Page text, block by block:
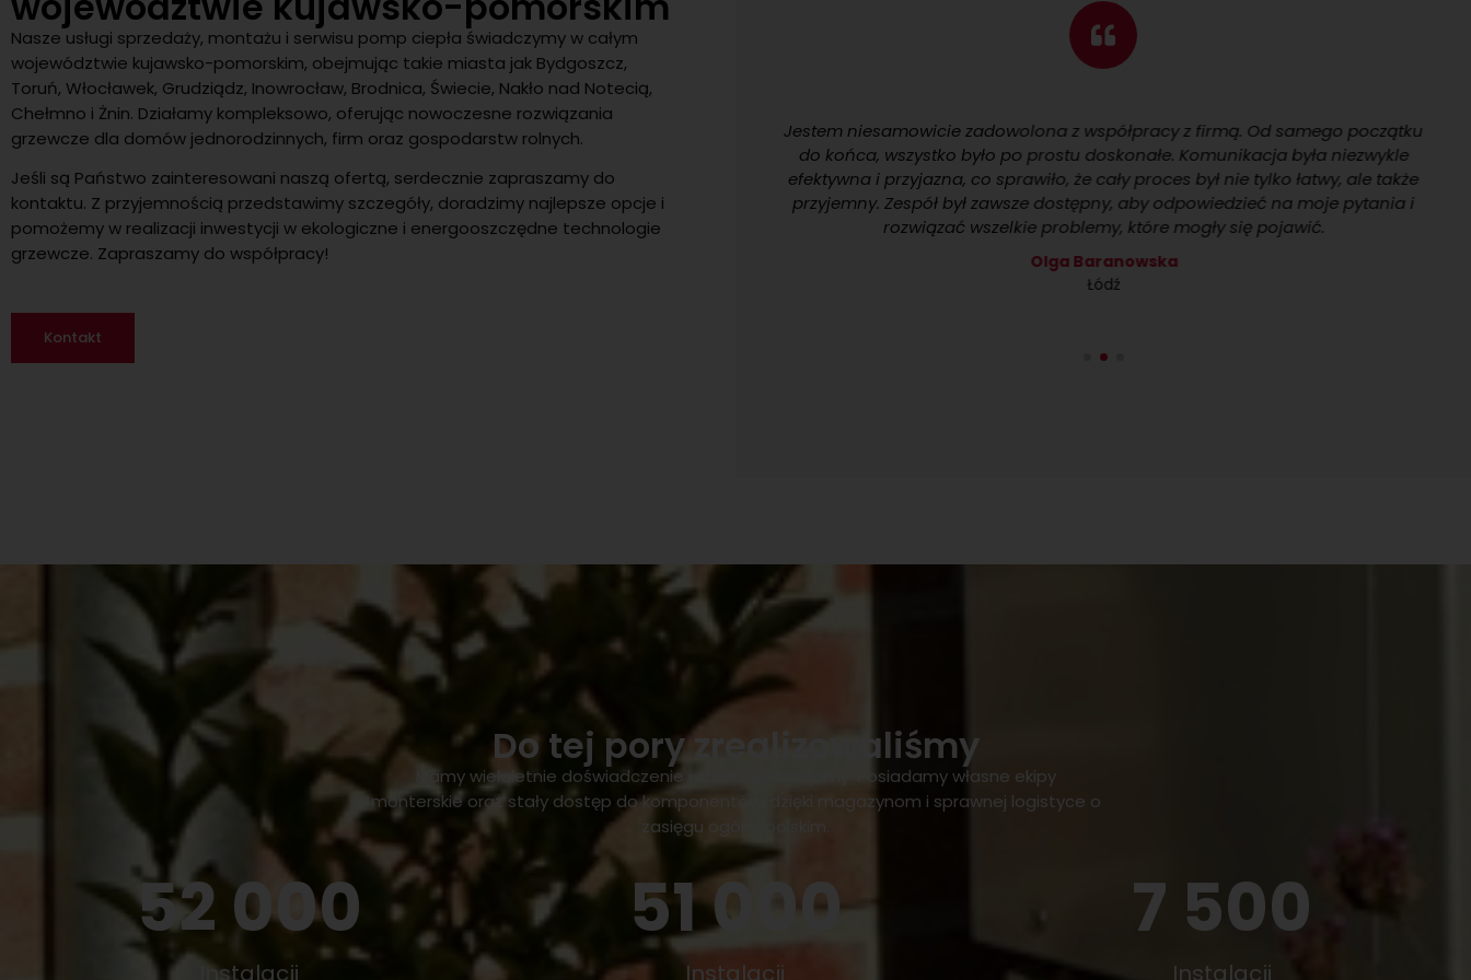
Nasze usługi sprzedaży, montażu i serwisu pomp ciepła świadczymy w całym
województwie kujawsko-pomorskim, obejmując takie miasta jak Bydgoszcz,
Toruń, Włocławek, Grudziądz, Inowrocław, Brodnica, Świecie, Nakło nad Notecią,
Chełmno i Żnin. Działamy kompleksowo, oferując nowoczesne rozwiązania
grzewcze dla domów jednorodzinnych, firm oraz gospodarstw rolnych.
Jeśli są Państwo zainteresowani naszą ofertą, serdecznie zapraszamy do
kontaktu. Z przyjemnością przedstawimy szczegóły, doradzimy najlepsze opcje i
pomożemy w realizacji inwestycji w ekologiczne i energooszczędne technologie
grzewcze. Zapraszamy do współpracy!
Kontakt
w fotowoltaikę o mocy 4,8 kW. Wszystko poszło bardzo
montaż trwał tylko 1 dzień. Od razu założyli mi połączenie wi-fi z
Po okresie oczekiwania na licznik z PGE, instalacja pracuje trzeci
Na razie wszystko jest OK, załatwiają szybko i profesjonalnie. Polecam
firmę FlexiPower Group.
Pan Hubert
Jestem niesamowicie zadowolona z współpracy z firmą. Od samego początku
do końca, wszystko było po prostu doskonałe. Komunikacja była niezwykle
efektywna i przyjazna, co sprawiło, że cały proces był nie tylko łatwy, ale także
przyjemny. Zespół był zawsze dostępny, aby odpowiedzieć na moje pytania i
rozwiązać wszelkie problemy, które mogły się pojawić.
Olga Baranowska
Do tej pory zrealizowaliśmy
Mamy wieloletnie doświadczenie i stale się rozwijamy. Posiadamy własne ekipy
monterskie oraz stały dostęp do komponentów, dzięki magazynom i sprawnej logistyce o
zasięgu ogólnopolskim.
52 000
Instalacji
51 000
Instalacji
7 500
Instalacji